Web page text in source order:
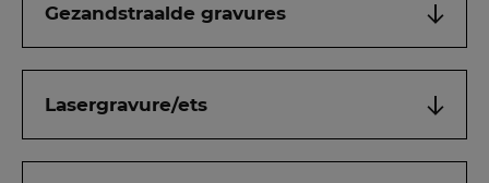
Gezandstraalde gravures
Lasergravure/ets